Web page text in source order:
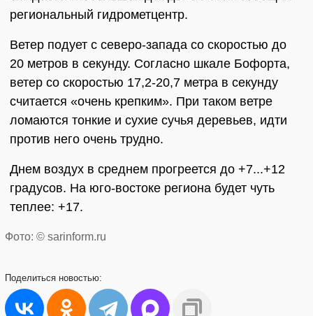
региональный гидрометцентр.
Ветер подует с северо-запада со скоростью до
20 метров в секунду. Согласно шкале Бофорта,
ветер со скоростью 17,2-20,7 метра в секунду
считается «очень крепким». При таком ветре
ломаются тонкие и сухие сучья деревьев, идти
против него очень трудно.
Днем воздух в среднем прогреется до +7...+12
градусов. На юго-востоке региона будет чуть
теплее: +17.
Фото: © sarinform.ru
Поделиться новостью: